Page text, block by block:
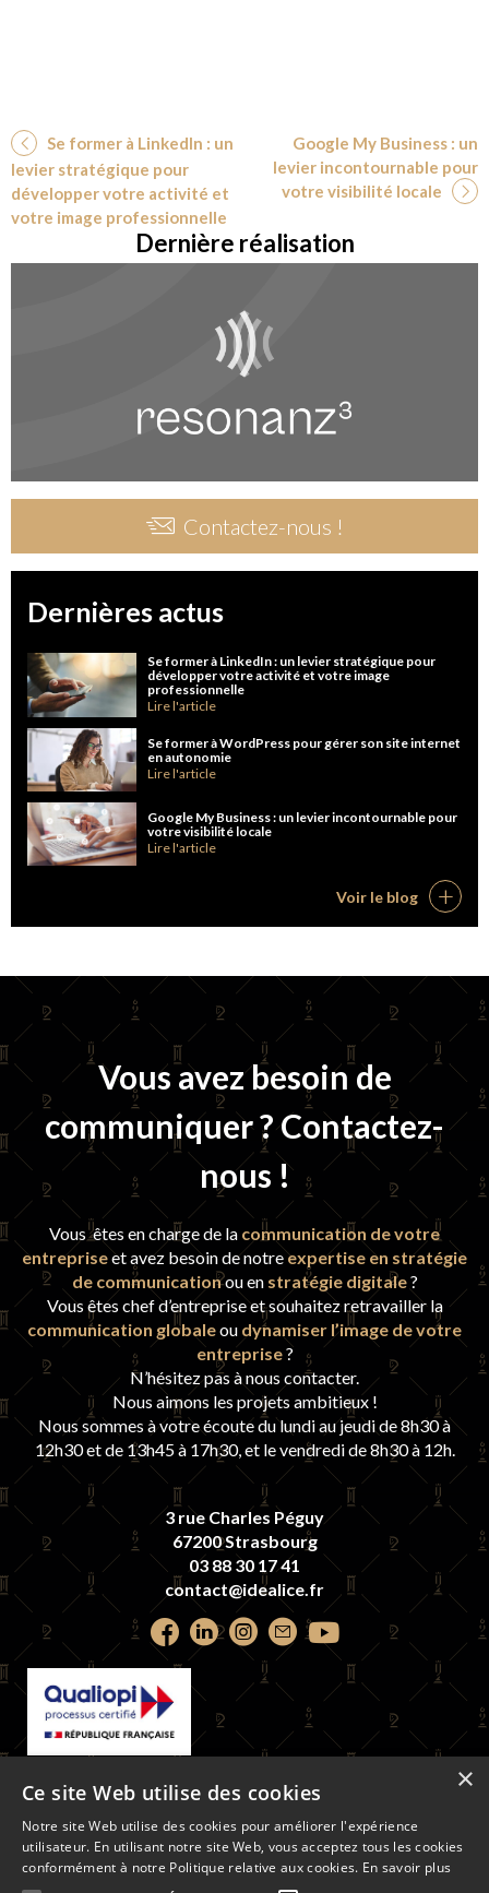
Se former à LinkedIn : un
levier stratégique pour
développer votre activité et
votre image professionnelle
Google My Business : un
levier incontournable pour
votre visibilité locale
Dernière réalisation
Contactez-nous !
Dernières actus
Se former à LinkedIn : un levier stratégique pour
développer votre activité et votre image
professionnelle
Lire l'article
Se former à WordPress pour gérer son site internet
en autonomie
Lire l'article
Google My Business : un levier incontournable pour
votre visibilité locale
Lire l'article
Voir le blog
Vous avez besoin de
communiquer ? Contactez-
nous !
Vous êtes en charge de la communication de votre
entrepriseet avez besoin de notreexpertise en stratégie
de communicationou en stratégie digitale?
Vous êtes chef d’entreprise et souhaitez retravailler la
communication globaleou dynamiser l’image de votre
entreprise?
N’hésitez pas à nous contacter.
Nous aimons les projets ambitieux !
Nous sommes à votre écoute du lundi au jeudi de 8h30 à
12h30 et de 13h45 à 17h30, et le vendredi de 8h30 à 12h.
3 rue Charles Péguy
67200 Strasbourg
03 88 30 17 41
contact@idealice.fr
Retrouvez
nous
sur
Faceook
Retrouvez
nous
sur
LinkedIn
Retrouvez
nous
sur
Instagram
Contactez-
nous
par
email
Retrouvez
nous
sur
titre de la catégorie d'action suivante :
ACTIONS DE FORMATION
LIVRET D'ACCUEIL
×
Ce site Web utilise des cookies
Notre site Web utilise des cookies pour améliorer l'expérience
utilisateur. En utilisant notre site Web, vous acceptez tous les cookies
conformément à notre Politique relative aux cookies. En savoir plus